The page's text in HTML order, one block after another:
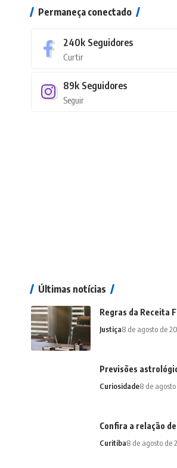
Permaneça conectado
240k Seguidores
Curtir
89k Seguidores
Seguir
Últimas notícias
Regras da Receita
Justiça8 de agosto de
Previsões
Curiosidade8 de
Confira a relação
Curitiba8 de agosto de